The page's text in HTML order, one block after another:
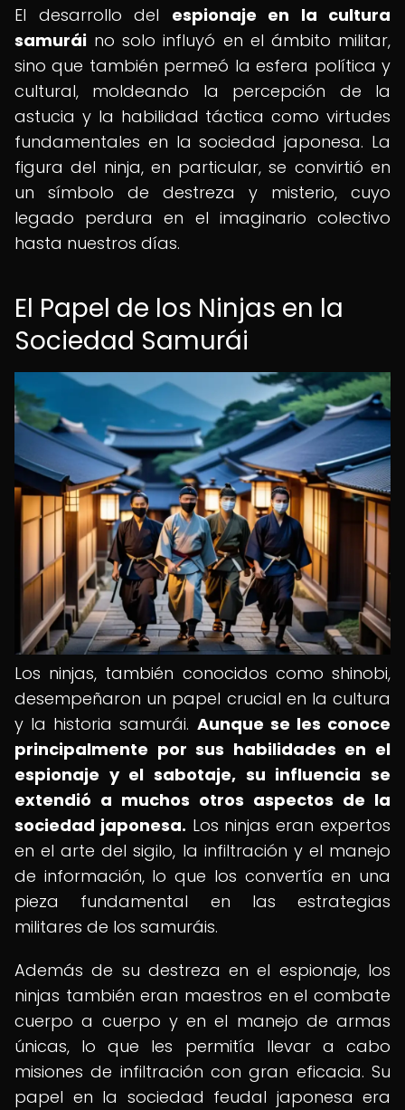
El desarrollo del espionaje en la cultura
samurái no solo influyó en el ámbito militar,
sino que también permeó la esfera política y
cultural, moldeando la percepción de la
astucia y la habilidad táctica como virtudes
fundamentales en la sociedad japonesa. La
figura del ninja, en particular, se convirtió en
un símbolo de destreza y misterio, cuyo
legado perdura en el imaginario colectivo
hasta nuestros días.
El Papel de los Ninjas en la
Sociedad Samurái
Los ninjas, también conocidos como shinobi,
desempeñaron un papel crucial en la cultura
y la historia samurái. Aunque se les conoce
principalmente por sus habilidades en el
espionaje y el sabotaje, su influencia se
extendió a muchos otros aspectos de la
sociedad japonesa. Los ninjas eran expertos
en el arte del sigilo, la infiltración y el manejo
de información, lo que los convertía en una
pieza fundamental en las estrategias
militares de los samuráis.
Además de su destreza en el espionaje, los
ninjas también eran maestros en el combate
cuerpo a cuerpo y en el manejo de armas
únicas, lo que les permitía llevar a cabo
misiones de infiltración con gran eficacia. Su
papel en la sociedad feudal japonesa era